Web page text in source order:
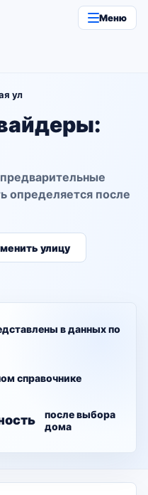
Меню
ул
определяется после
улицу
в данных по
справочнике
после выбора
дома